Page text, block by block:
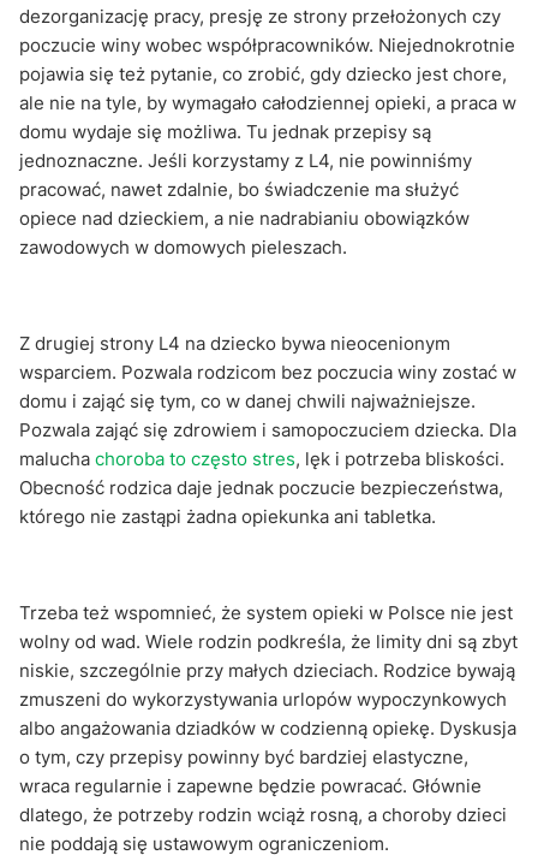
dezorganizację pracy, presję ze strony przełożonych czy
poczucie winy wobec współpracowników. Niejednokrotnie
pojawia się też pytanie, co zrobić, gdy dziecko jest chore,
ale nie na tyle, by wymagało całodziennej opieki, a praca w
domu wydaje się możliwa. Tu jednak przepisy są
jednoznaczne. Jeśli korzystamy z L4, nie powinniśmy
pracować, nawet zdalnie, bo świadczenie ma służyć
opiece nad dzieckiem, a nie nadrabianiu obowiązków
zawodowych w domowych pieleszach.
Z drugiej strony L4 na dziecko bywa nieocenionym
wsparciem. Pozwala rodzicom bez poczucia winy zostać w
domu i zająć się tym, co w danej chwili najważniejsze.
Pozwala zająć się zdrowiem i samopoczuciem dziecka. Dla
malucha choroba to często stres, lęk i potrzeba bliskości.
Obecność rodzica daje jednak poczucie bezpieczeństwa,
którego nie zastąpi żadna opiekunka ani tabletka.
Trzeba też wspomnieć, że system opieki w Polsce nie jest
wolny od wad. Wiele rodzin podkreśla, że limity dni są zbyt
niskie, szczególnie przy małych dzieciach. Rodzice bywają
zmuszeni do wykorzystywania urlopów wypoczynkowych
albo angażowania dziadków w codzienną opiekę. Dyskusja
o tym, czy przepisy powinny być bardziej elastyczne,
wraca regularnie i zapewne będzie powracać. Głównie
dlatego, że potrzeby rodzin wciąż rosną, a choroby dzieci
nie poddają się ustawowym ograniczeniom.